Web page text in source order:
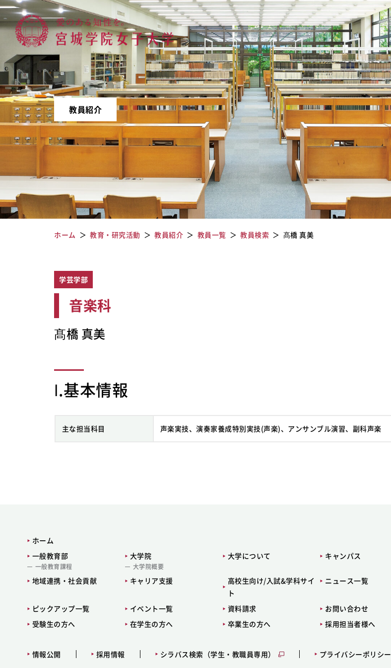
宮城学院女子大学
教員紹介
ホーム 教育・研究活動 教員紹介 教員一覧 教員検索 髙橋 真美
学芸学部
音楽科
髙橋 真美
Ⅰ.基本情報
主な担当科目 声楽実技、演奏家養成特別実技(声楽)、アンサンブル演習、副科声楽
ホーム
一般教育部
一般教育課程
大学院
大学院概要
大学について キャンパス
地域連携・社会貢献 キャリア支援
高校生向け/入試&学科サイ
ト
ニュース一覧
ピックアップ一覧 イベント一覧 資料請求 お問い合わせ
受験生の方へ
在学生の方へ 卒業生の方へ 採用担当者様へ
情報公開 採用情報 シラバス検索（学生・教職員専用） プライバシーポリシー